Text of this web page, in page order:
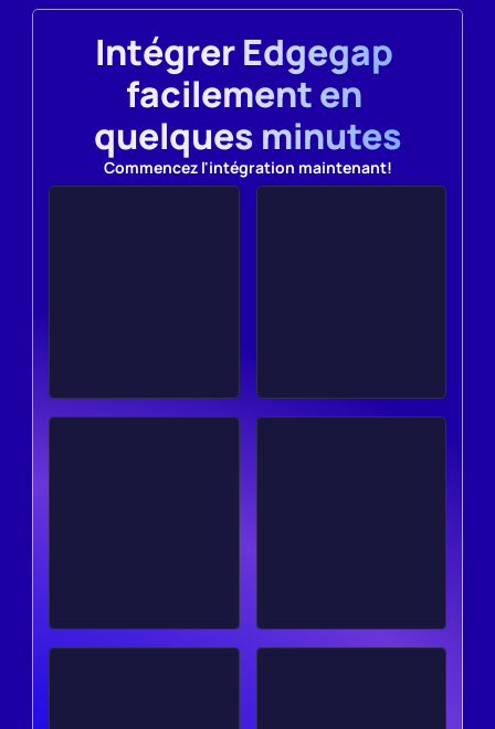
Intégrer Edgegap
facilement en
quelques minutes
Commencez l'intégration maintenant!